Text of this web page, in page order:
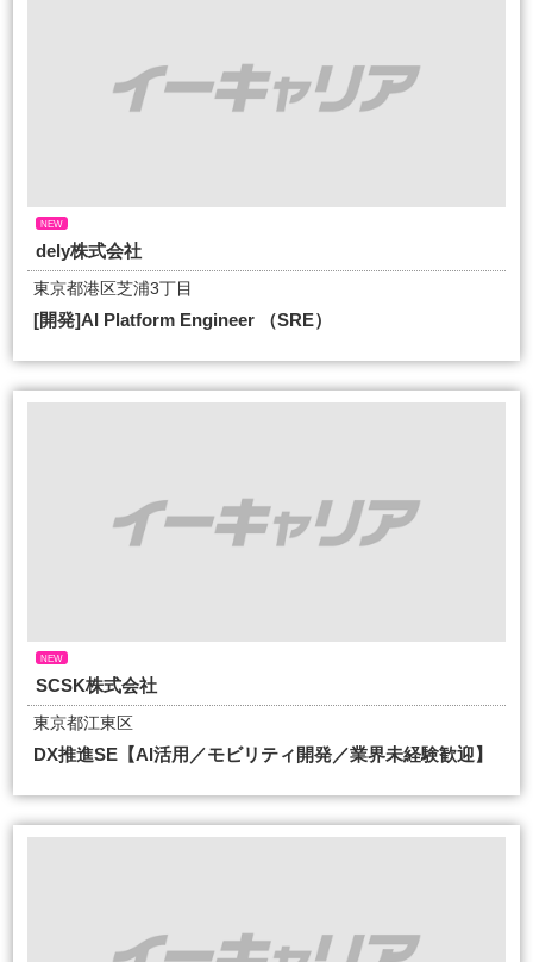
NEW
dely株式会社
東京都港区芝浦3丁目
[開発]AI Platform Engineer （SRE）
NEW
SCSK株式会社
東京都江東区
DX推進SE【AI活用／モビリティ開発／業界未経験歓迎】